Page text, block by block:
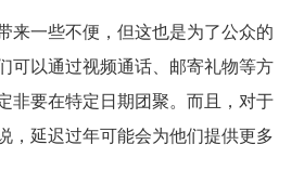
来一些不便，但这也是为了公众的
可以通过视频通话、邮寄礼物等方
非要在特定日期团聚。而且，对于
，延迟过年可能会为他们提供更多